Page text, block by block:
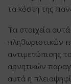
τα κόστη της
Τα στοιχεία
πληθωριστικών
αντιμετώπισης
αρνητικών
αυτά η